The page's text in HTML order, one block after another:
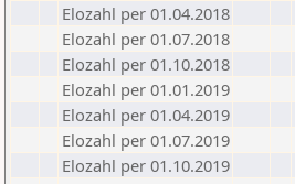
Elozahl per 01.04.2018
Elozahl per 01.07.2018
Elozahl per 01.10.2018
Elozahl per 01.01.2019
Elozahl per 01.04.2019
Elozahl per 01.07.2019
Elozahl per 01.10.2019